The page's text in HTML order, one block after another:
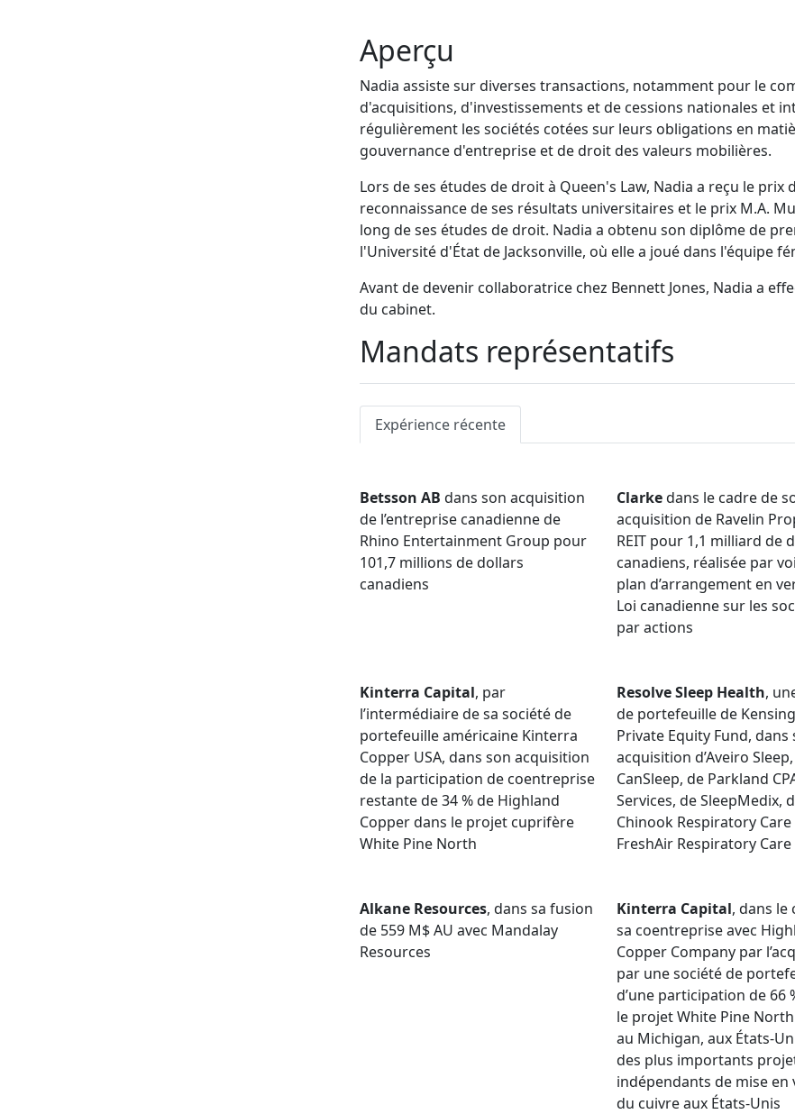
Aperçu
Nadia assiste sur diverses transactions, notamment pour le
d'acquisitions, d'investissements et de cessions nationales et
régulièrement les sociétés cotées sur leurs obligations en
gouvernance d'entreprise et de droit des valeurs mobilières.
Lors de ses études de droit à Queen's Law, Nadia a reçu le
reconnaissance de ses résultats universitaires et le prix M.A.
long de ses études de droit. Nadia a obtenu son diplôme de
l'Université d'État de Jacksonville, où elle a joué dans l'équipe
Avant de devenir collaboratrice chez Bennett Jones, Nadia a
du cabinet.
Mandats représentatifs
Expérience récente
Betsson AB dans son acquisition
de l’entreprise canadienne de
Rhino Entertainment Group pour
101,7 millions de dollars
canadiens
Clarkedans le cadre de
acquisition de Ravelin
REIT pour 1,1 milliard de
canadiens, réalisée par
plan d’arrangement en
Loi canadienne sur les
par actions
Kinterra Capital, par
l’intermédiaire de sa société de
portefeuille américaine Kinterra
Copper USA, dans son acquisition
de la participation de coentreprise
restante de 34 % de Highland
Copper dans le projet cuprifère
White Pine North
Resolve Sleep Health,
de portefeuille de
Private Equity Fund, dans
acquisition d’Aveiro
CanSleep, de Parkland
Services, de SleepMedix,
Chinook Respiratory
FreshAir Respiratory Care
Alkane Resources, dans sa fusion
de 559 M$ AU avec Mandalay
Resources
Kinterra Capital, dans le
sa coentreprise avec
Copper Company par
par une société de
d’une participation de 66
le projet White Pine
au Michigan, aux États-
des plus importants
indépendants de mise en
du cuivre aux États-Unis